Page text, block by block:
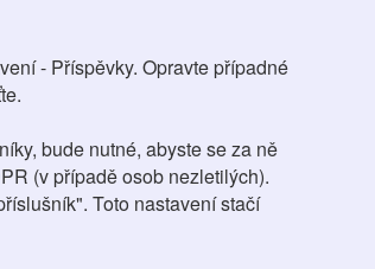
- Příspěvky. Opravte případné
bude nutné, abyste se za ně
(v případě osob nezletilých).
Toto nastavení stačí